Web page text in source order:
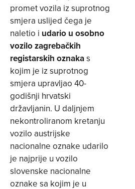
promet vozila iz suprotnog
smjera uslijed čega je
naletio i udario u osobno
vozilo zagrebačkih
registarskih oznakas
kojim je iz suprotnog
smjera upravljao 40-
godišnji hrvatski
državljanin. U daljnjem
nekontroliranom kretanju
vozilo austrijske
nacionalne oznake udarilo
je najprije u vozilo
slovenske nacionalne
oznake sa kojim je u